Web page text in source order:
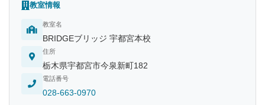
教室情報
教室名
BRIDGEブリッジ 宇都宮本校
住所
栃木県宇都宮市今泉新町182
電話番号
028-663-0970